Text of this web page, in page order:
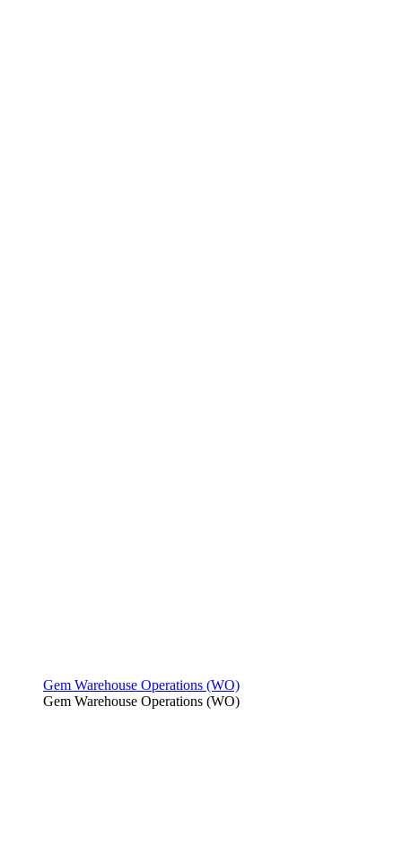
Gem Warehouse Operations (WO)
Gem Warehouse Operations (WO)